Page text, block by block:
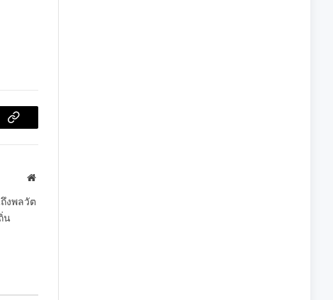
Copy
Website
งพลวัต
น